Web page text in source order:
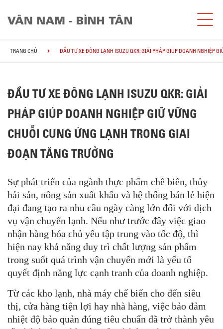
TRANG CHỦ ĐẦU TƯ XE ĐÔNG LẠNH ISUZU QKR: GIẢI PHÁP GIÚP DOANH NGHIỆP
ĐẦU TƯ XE ĐÔNG LẠNH ISUZU QKR: GIẢI
PHÁP GIÚP DOANH NGHIỆP GIỮ VỮNG
CHUỖI CUNG ỨNG LẠNH TRONG GIAI
ĐOẠN TĂNG TRƯỞNG
Sự phát triển của ngành thực phẩm chế biến, thủy
hải sản, nông sản xuất khẩu và hệ thống bán lẻ hiện
đại đang tạo ra nhu cầu ngày càng lớn đối với dịch
vụ vận chuyển lạnh. Nếu như trước đây việc giao
nhận hàng hóa chủ yếu tập trung vào tốc độ, thì
hiện nay khả năng duy trì chất lượng sản phẩm
trong suốt quá trình vận chuyển mới là yếu tố
quyết định năng lực cạnh tranh của doanh nghiệp.
Từ các kho lạnh, nhà máy chế biến cho đến siêu
thị, cửa hàng tiện lợi hay nhà hàng, việc bảo đảm
nhiệt độ bảo quản đúng tiêu chuẩn đã trở thành yêu